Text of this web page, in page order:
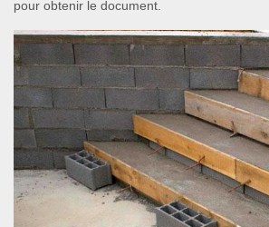
pour obtenir le document.